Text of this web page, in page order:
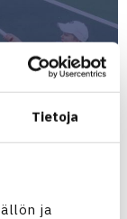
Tietoja
ja